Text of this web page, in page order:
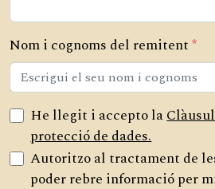
Nom i cognoms del remitent*
He llegit i accepto la
protecció de dades.
Autoritzo al tractament de
poder rebre informació per